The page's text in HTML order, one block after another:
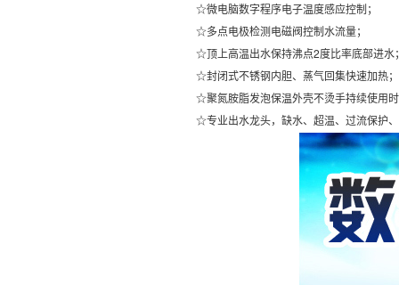
☆微电脑数字程序电子温度感应控制；
☆多点电极检测电磁阀控制水流量；
☆顶上高温出水保持沸点2度比率底部进水
☆封闭式不锈钢内胆、蒸气回集快速加热；
☆聚氮胺脂发泡保温外壳不烫手持续使用
☆专业出水龙头，缺水、超温、过流保护